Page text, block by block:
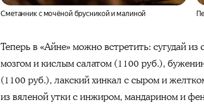
Сметанник с мочёной брусникой и малиной
Теперь в «Айне» можно встретить: сугудай
мозгом и кислым салатом (1100 руб.),
(1100 руб.), лакский хинкал с сыром и
из вяленой утки с инжиром, мандарином и